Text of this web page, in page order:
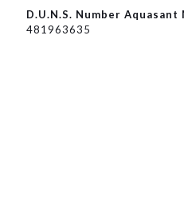
D.U.N.S. Number
481963635